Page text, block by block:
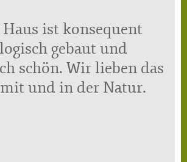
ist konsequent
gebaut und
schön. Wir lieben das
und in der Natur.